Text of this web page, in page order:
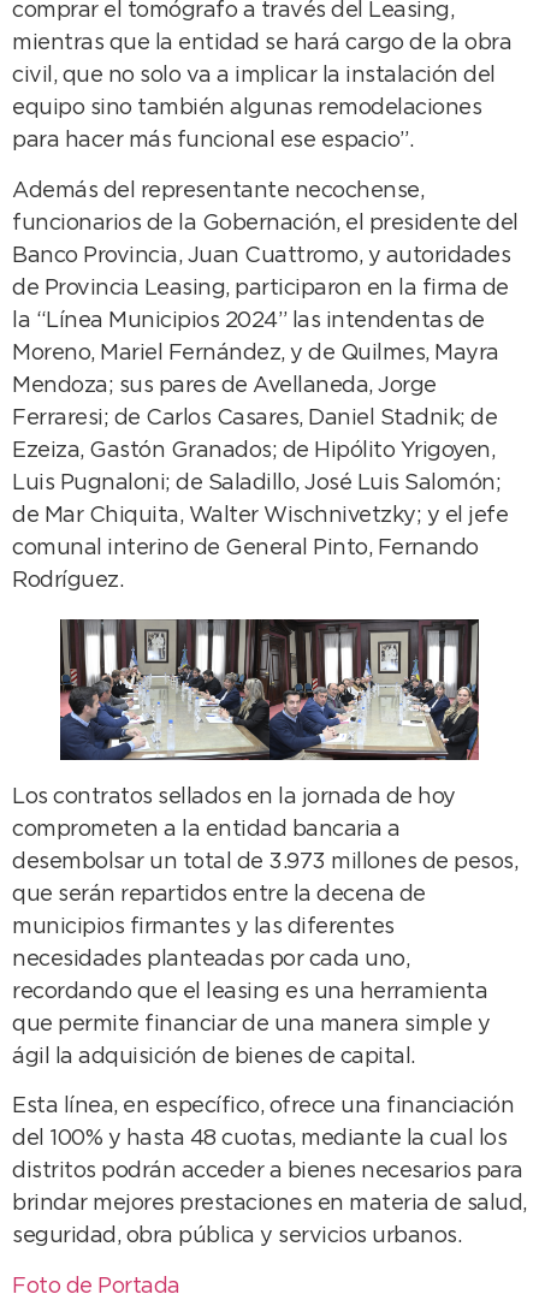
comprar el tomógrafo a través del Leasing,
mientras que la entidad se hará cargo de la obra
civil, que no solo va a implicar la instalación del
equipo sino también algunas remodelaciones
para hacer más funcional ese espacio”.
Además del representante necochense,
funcionarios de la Gobernación, el presidente del
Banco Provincia, Juan Cuattromo, y autoridades
de Provincia Leasing, participaron en la firma de
la “Línea Municipios 2024” las intendentas de
Moreno, Mariel Fernández, y de Quilmes, Mayra
Mendoza; sus pares de Avellaneda, Jorge
Ferraresi; de Carlos Casares, Daniel Stadnik; de
Ezeiza, Gastón Granados; de Hipólito Yrigoyen,
Luis Pugnaloni; de Saladillo, José Luis Salomón;
de Mar Chiquita, Walter Wischnivetzky; y el jefe
comunal interino de General Pinto, Fernando
Rodríguez.
Los contratos sellados en la jornada de hoy
comprometen a la entidad bancaria a
desembolsar un total de 3.973 millones de pesos,
que serán repartidos entre la decena de
municipios firmantes y las diferentes
necesidades planteadas por cada uno,
recordando que el leasing es una herramienta
que permite financiar de una manera simple y
ágil la adquisición de bienes de capital.
Esta línea, en específico, ofrece una financiación
del 100% y hasta 48 cuotas, mediante la cual los
distritos podrán acceder a bienes necesarios para
brindar mejores prestaciones en materia de salud,
seguridad, obra pública y servicios urbanos.
Foto de Portada